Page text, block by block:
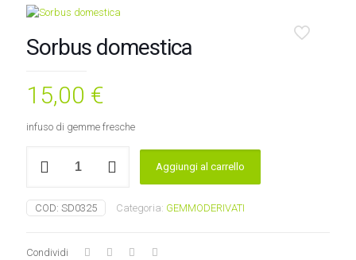
Sorbus domestica
15,00 €
infuso di gemme fresche
domestica
Aggiungi al carrello
COD: SD0325 Categoria: GEMMODERIVATI
Condividi